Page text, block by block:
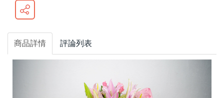
商品詳情 評論列表